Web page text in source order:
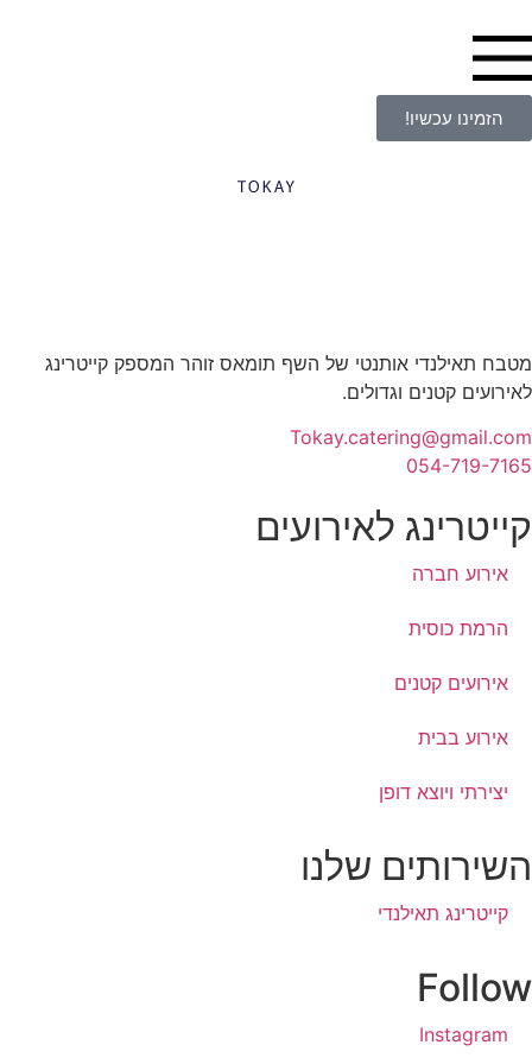
הזמינו עכשיו!
מטבח תאילנדי אותנטי של השף תומאס זוהר המספק קייטרינג
לאירועים קטנים וגדולים.
Tokay.catering@gmail.com
054-719-7165
קייטרינג לאירועים
אירוע חברה
הרמת כוסית
אירועים קטנים
אירוע בבית
יצירתי ויוצא דופן
השירותים שלנו
קייטרינג תאילנדי
Follow
Instagram